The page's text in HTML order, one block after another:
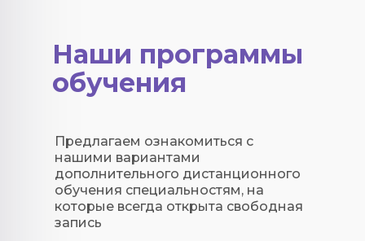
Наши программы
обучения
Предлагаем ознакомиться с
нашими вариантами
дополнительного дистанционного
обучения специальностям, на
которые всегда открыта свободная
запись